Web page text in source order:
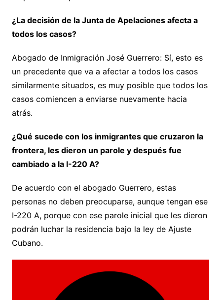
¿La decisión de la Junta de Apelaciones afecta a
todos los casos?
Abogado de Inmigración José Guerrero: Sí, esto es
un precedente que va a afectar a todos los casos
similarmente situados, es muy posible que todos los
casos comiencen a enviarse nuevamente hacia
atrás.
¿Qué sucede con los inmigrantes que cruzaron la
frontera, les dieron un parole y después fue
cambiado a la I-220 A?
De acuerdo con el abogado Guerrero, estas
personas no deben preocuparse, aunque tengan ese
I-220 A, porque con ese parole inicial que les dieron
podrán luchar la residencia bajo la ley de Ajuste
Cubano.